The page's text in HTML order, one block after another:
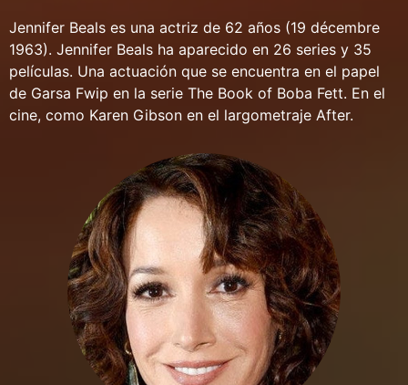
Jennifer Beals es una actriz de 62 años (19 décembre
1963). Jennifer Beals ha aparecido en 26 series y 35
películas. Una actuación que se encuentra en el papel
de Garsa Fwip en la serie The Book of Boba Fett. En el
cine, como Karen Gibson en el largometraje After.